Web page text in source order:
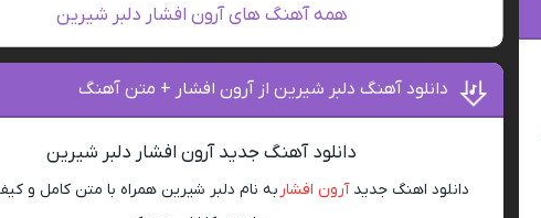
همه آهنگ های آرون افشار دلبر شیرین
دانلود آهنگ دلبر شیرین از آرون افشار + متن آهنگ
دانلود آهنگ جدید آرون افشار دلبر شیرین
دانلود اهنگ جدیدآرون افشار